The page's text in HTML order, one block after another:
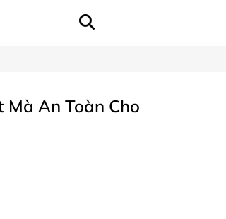
Mà An Toàn Cho